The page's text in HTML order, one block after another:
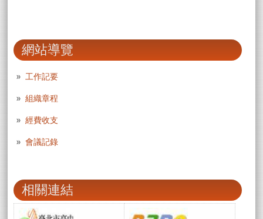
網站導覽
工作記要
組織章程
經費收支
會議記錄
相關連結